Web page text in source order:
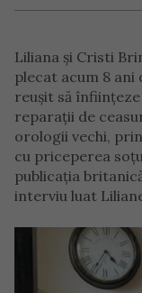
Liliana și Cristi
plecat acum 8
reușit să
reparații de
orologii vechi,
cu priceperea
publicația
interviu luat